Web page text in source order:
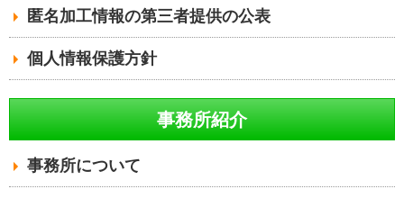
匿名加工情報の第三者提供の公表
個人情報保護方針
事務所紹介
事務所について